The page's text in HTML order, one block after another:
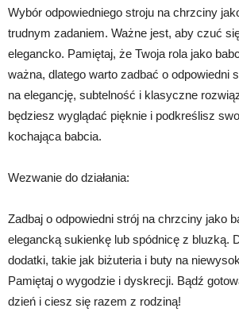
Wybór odpowiedniego stroju na chrzciny
trudnym zadaniem. Ważne jest, aby czuć
elegancko. Pamiętaj, że Twoja rola jako
ważna, dlatego warto zadbać o odpowiedni
na elegancję, subtelność i klasyczne
będziesz wyglądać pięknie i podkreślisz
kochająca babcia.
Wezwanie do działania:
Zadbaj o odpowiedni strój na chrzciny jako
elegancką sukienkę lub spódnicę z bluzką.
dodatki, takie jak biżuteria i buty na
Pamiętaj o wygodzie i dyskrecji. Bądź
dzień i ciesz się razem z rodziną!